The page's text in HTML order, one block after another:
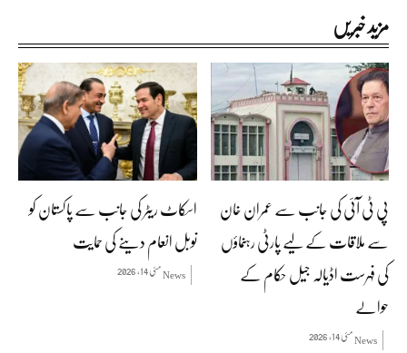
مزید خبریں
پی ٹی آئی کی جانب سے عمران خان
سے ملاقات کے لیے پارٹی رہنماؤں
کی فہرست اڈیالہ جیل حکام کے
حوالے
Newsمئی 14, 2026
اسکاٹ ریٹر کی جانب سے پاکستان کو
نوبل انعام دینے کی حمایت
Newsمئی 14, 2026